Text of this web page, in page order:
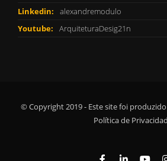
Linkedin:
alexandremodulo
Youtube:
ArquiteturaDesig21n
© Copyright 2019 - Este site foi
Política de